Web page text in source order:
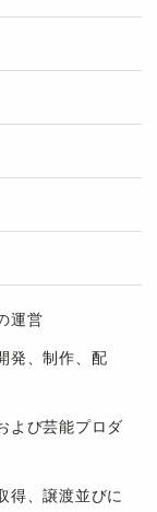
運営
発、制作、配
よび芸能プロダ
得、譲渡並びに